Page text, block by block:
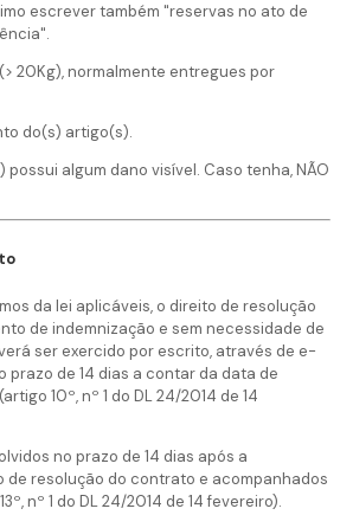
escrever também "reservas no ato de
20Kg), normalmente entregues por
do(s) artigo(s).
algum dano visível. Caso tenha, NÃO
da lei aplicáveis, o direito de resolução
de indemnização e sem necessidade de
ser exercido por escrito, através de e-
prazo de 14 dias a contar da data de
10º, nº 1 do DL 24/2014 de 14
no prazo de 14 dias após a
de resolução do contrato e acompanhados
nº 1 do DL 24/2014 de 14 fevereiro).